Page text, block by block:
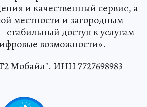
и качественный сервис, а
местности и загородным
стабильный доступ к услугам
возможности».
Мобайл". ИНН 7727698983